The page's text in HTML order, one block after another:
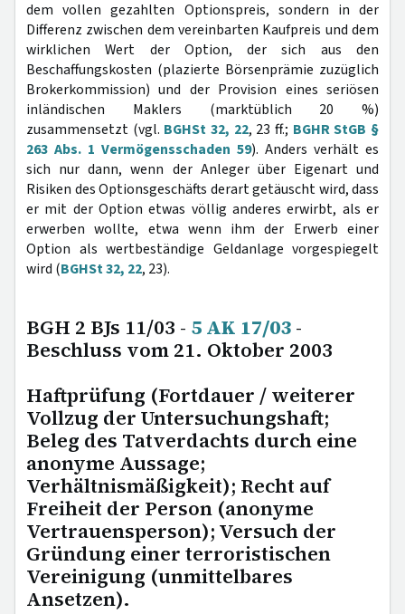
dem vollen gezahlten Optionspreis, sondern in der
Differenz zwischen dem vereinbarten Kaufpreis und dem
wirklichen Wert der Option, der sich aus den
Beschaffungskosten (plazierte Börsenprämie zuzüglich
Brokerkommission) und der Provision eines seriösen
inländischen Maklers (marktüblich 20 %)
zusammensetzt (vgl. BGHSt 32, 22, 23 ff.; BGHR StGB §
263 Abs. 1 Vermögensschaden 59). Anders verhält es
sich nur dann, wenn der Anleger über Eigenart und
Risiken des Optionsgeschäfts derart getäuscht wird, dass
er mit der Option etwas völlig anderes erwirbt, als er
erwerben wollte, etwa wenn ihm der Erwerb einer
Option als wertbeständige Geldanlage vorgespiegelt
wird (BGHSt 32, 22, 23).
BGH 2 BJs 11/03 - 5 AK 17/03 -
Beschluss vom 21. Oktober 2003
Haftprüfung (Fortdauer / weiterer
Vollzug der Untersuchungshaft;
Beleg des Tatverdachts durch eine
anonyme Aussage;
Verhältnismäßigkeit); Recht auf
Freiheit der Person (anonyme
Vertrauensperson); Versuch der
Gründung einer terroristischen
Vereinigung (unmittelbares
Ansetzen).